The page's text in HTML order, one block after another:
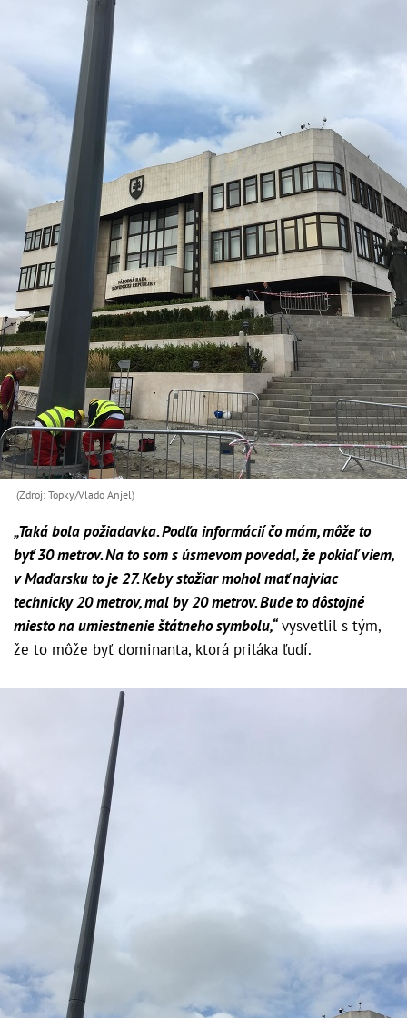
(Zdroj: Topky/Vlado Anjel)
„Taká bola požiadavka. Podľa informácií čo mám, môže to
byť 30 metrov. Na to som s úsmevom povedal, že pokiaľ viem,
v Maďarsku to je 27. Keby stožiar mohol mať najviac
technicky 20 metrov, mal by 20 metrov. Bude to dôstojné
miesto na umiestnenie štátneho symbolu,“vysvetlil s tým,
že to môže byť dominanta, ktorá priláka ľudí.